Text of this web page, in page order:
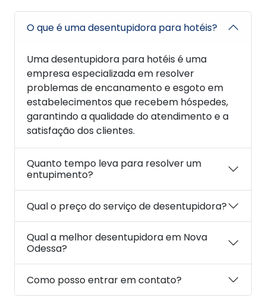
O que é uma desentupidora para hotéis?
Uma desentupidora para hotéis é uma
empresa especializada em resolver
problemas de encanamento e esgoto em
estabelecimentos que recebem hóspedes,
garantindo a qualidade do atendimento e a
satisfação dos clientes.
Quanto tempo leva para resolver um
entupimento?
Qual o preço do serviço de desentupidora?
Qual a melhor desentupidora em Nova
Odessa?
Como posso entrar em contato?